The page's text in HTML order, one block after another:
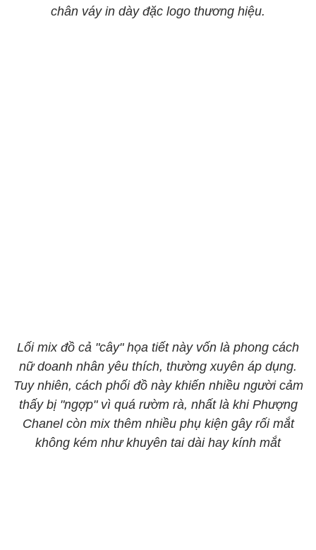
chân váy in dày đặc logo thương hiệu.
Lối mix đồ cả "cây" họa tiết này vốn là phong cách
nữ doanh nhân yêu thích, thường xuyên áp dụng.
Tuy nhiên, cách phối đồ này khiến nhiều người cảm
thấy bị "ngợp" vì quá rườm rà, nhất là khi Phượng
Chanel còn mix thêm nhiều phụ kiện gây rối mắt
không kém như khuyên tai dài hay kính mắt